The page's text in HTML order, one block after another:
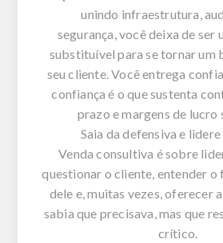
unindo infraestrutura,
segurança,você deixa de ser
substituível para se tornar um
seu cliente. Você entrega
confiança é o que sustenta
prazo e margens de lucro
Saia da defensiva e
Venda consultiva é sobre
questionar o cliente, entender o
dele e, muitas vezes, oferecer
sabia que precisava, mas que
crítico.